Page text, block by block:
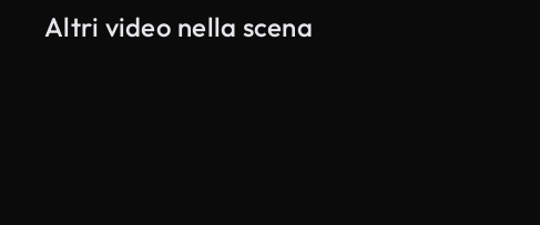
Altri video nella scena